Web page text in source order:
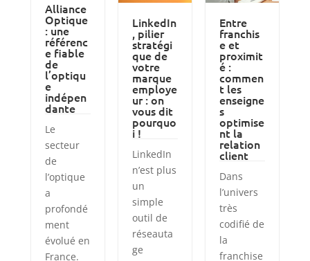
Alliance
Optique
: une
référenc
e fiable
de
l’optiqu
e
indépen
dante
Le
secteur
de
l’optique
a
profondé
ment
évolué en
France.
LinkedIn
, pilier
stratégi
que de
votre
marque
employe
ur : on
vous dit
pourquo
i !
LinkedIn
n’est plus
un
simple
outil de
réseauta
ge
Entre
franchis
e et
proximit
é :
commen
t les
enseigne
s
optimise
nt la
relation
client
Dans
l’univers
très
codifié de
la
franchise